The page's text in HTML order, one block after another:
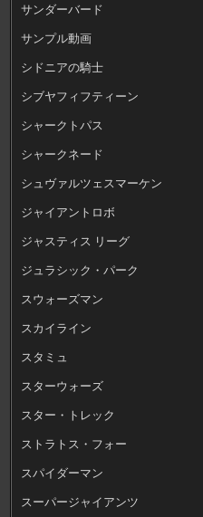
サンダーバード
サンプル動画
シドニアの騎士
シブヤフィフティーン
シャークトパス
シャークネード
シュヴァルツェスマーケン
ジャイアントロボ
ジャスティス リーグ
ジュラシック・パーク
スウォーズマン
スカイライン
スタミュ
スターウォーズ
スター・トレック
ストラトス・フォー
スパイダーマン
スーパージャイアンツ